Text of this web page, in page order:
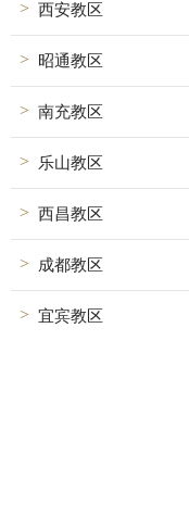
西安教区
昭通教区
南充教区
乐山教区
西昌教区
成都教区
宜宾教区